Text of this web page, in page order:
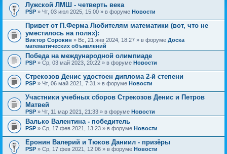
Лужской ЛМШ - четверть века
PSP » Чт, 03 июл 2025, 15:00 » в форуме Новости
Привет от П.Ферма Любителям математики (вот, что не
уместилось на полях):
Виктор Сорокин » Вс, 21 янв 2024, 18:27 » в форуме Доска
математических объявлений
Победа на международной олимпиаде
PSP » Ср, 03 май 2023, 20:22 » в форуме Новости
Стрекозов Денис удостоен диплома 2-й степени
PSP » Чт, 06 май 2021, 7:31 » в форуме Новости
Участники учебных сборов Стрекозов Денис и Петров
Матвей
PSP » Чт, 11 мар 2021, 21:33 » в форуме Новости
Валько Валентина - победитель
PSP » Ср, 17 фев 2021, 13:23 » в форуме Новости
Еронин Валерий и Тюков Даниил - призёры
PSP » Ср, 17 фев 2021, 12:06 » в форуме Новости